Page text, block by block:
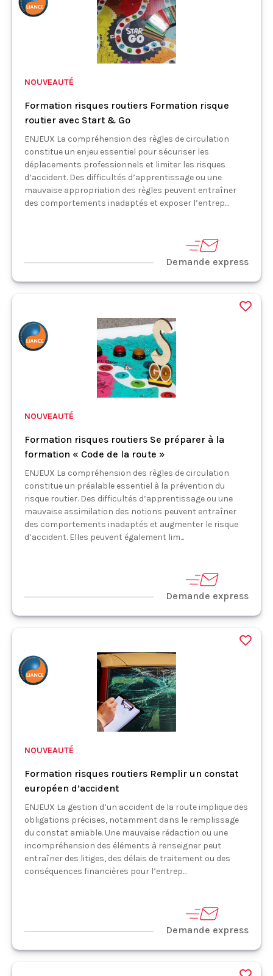
NOUVEAUTÉ
Formation risques routiers Formation risque
routier avec Start & Go
ENJEUX La compréhension des règles de circulation
constitue un enjeu essentiel pour sécuriser les
déplacements professionnels et limiter les risques
d’accident. Des difficultés d’apprentissage ou une
mauvaise appropriation des règles peuvent entraîner
des comportements inadaptés et exposer l’entrep...
Demande express
NOUVEAUTÉ
Formation risques routiers Se préparer à la
formation « Code de la route »
ENJEUX La compréhension des règles de circulation
constitue un préalable essentiel à la prévention du
risque routier. Des difficultés d’apprentissage ou une
mauvaise assimilation des notions peuvent entraîner
des comportements inadaptés et augmenter le risque
d’accident. Elles peuvent également lim...
Demande express
NOUVEAUTÉ
Formation risques routiers Remplir un constat
européen d’accident
ENJEUX La gestion d’un accident de la route implique des
obligations précises, notamment dans le remplissage
du constat amiable. Une mauvaise rédaction ou une
incompréhension des éléments à renseigner peut
entraîner des litiges, des délais de traitement ou des
conséquences financières pour l’entrep...
Demande express